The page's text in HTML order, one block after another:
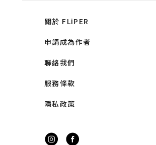
關於 FLiPER
申請成為作者
聯絡我們
服務條款
隱私政策